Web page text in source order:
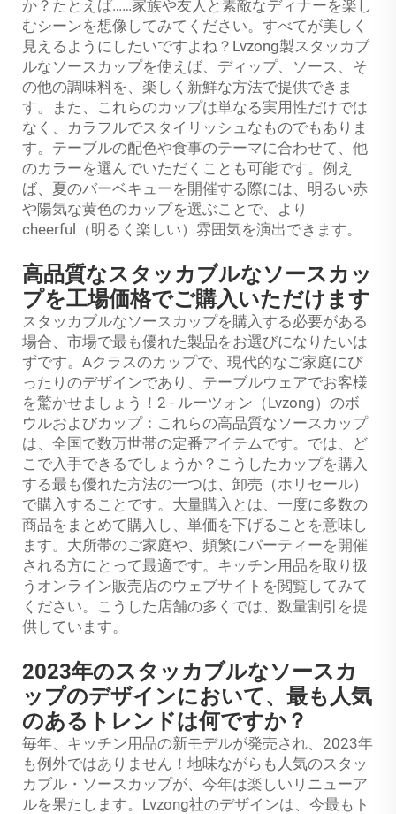
か？たとえば……家族や友人と素敵なディナーを楽し
むシーンを想像してみてください。すべてが美しく
見えるようにしたいですよね？Lvzong製スタッカブ
ルなソースカップを使えば、ディップ、ソース、そ
の他の調味料を、楽しく新鮮な方法で提供できま
す。また、これらのカップは単なる実用性だけでは
なく、カラフルでスタイリッシュなものでもありま
す。テーブルの配色や食事のテーマに合わせて、他
のカラーを選んでいただくことも可能です。例え
ば、夏のバーベキューを開催する際には、明るい赤
や陽気な黄色のカップを選ぶことで、より
cheerful（明るく楽しい）雰囲気を演出できます。
高品質なスタッカブルなソースカッ
プを工場価格でご購入いただけます
スタッカブルなソースカップを購入する必要がある
場合、市場で最も優れた製品をお選びになりたいは
ずです。Aクラスのカップで、現代的なご家庭にぴ
ったりのデザインであり、テーブルウェアでお客様
を驚かせましょう！2 - ルーツォン（Lvzong）のボ
ウルおよびカップ：これらの高品質なソースカップ
は、全国で数万世帯の定番アイテムです。では、ど
こで入手できるでしょうか？こうしたカップを購入
する最も優れた方法の一つは、卸売（ホリセール）
で購入することです。大量購入とは、一度に多数の
商品をまとめて購入し、単価を下げることを意味し
ます。大所帯のご家庭や、頻繁にパーティーを開催
される方にとって最適です。キッチン用品を取り扱
うオンライン販売店のウェブサイトを閲覧してみて
ください。こうした店舗の多くでは、数量割引を提
供しています。
2023年のスタッカブルなソースカ
ップのデザインにおいて、最も人気
のあるトレンドは何ですか？
毎年、キッチン用品の新モデルが発売され、2023年
も例外ではありません！地味ながらも人気のスタッ
カブル・ソースカップが、今年は楽しいリニューア
ルを果たします。Lvzong社のデザインは、今最もト